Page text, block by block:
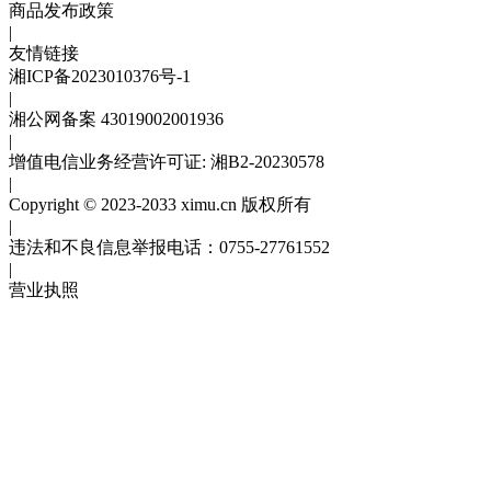
商品发布政策
|
友情链接
湘ICP备2023010376号-1
|
湘公网备案 43019002001936
|
增值电信业务经营许可证: 湘B2-20230578
|
Copyright © 2023-2033 ximu.cn 版权所有
|
违法和不良信息举报电话：0755-27761552
|
营业执照